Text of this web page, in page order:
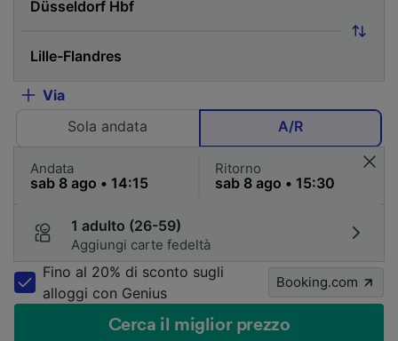
Via
Sola andata
A/R
Andata Ritorno
1 adulto (26-59)
Aggiungi carte fedeltà
Fino al 20% di sconto sugli
alloggi con Genius
Booking.com
Cerca il miglior prezzo